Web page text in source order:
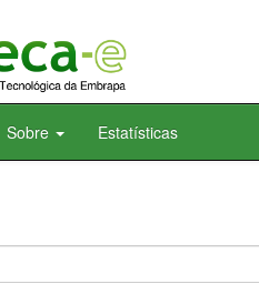
Sobre Estatísticas